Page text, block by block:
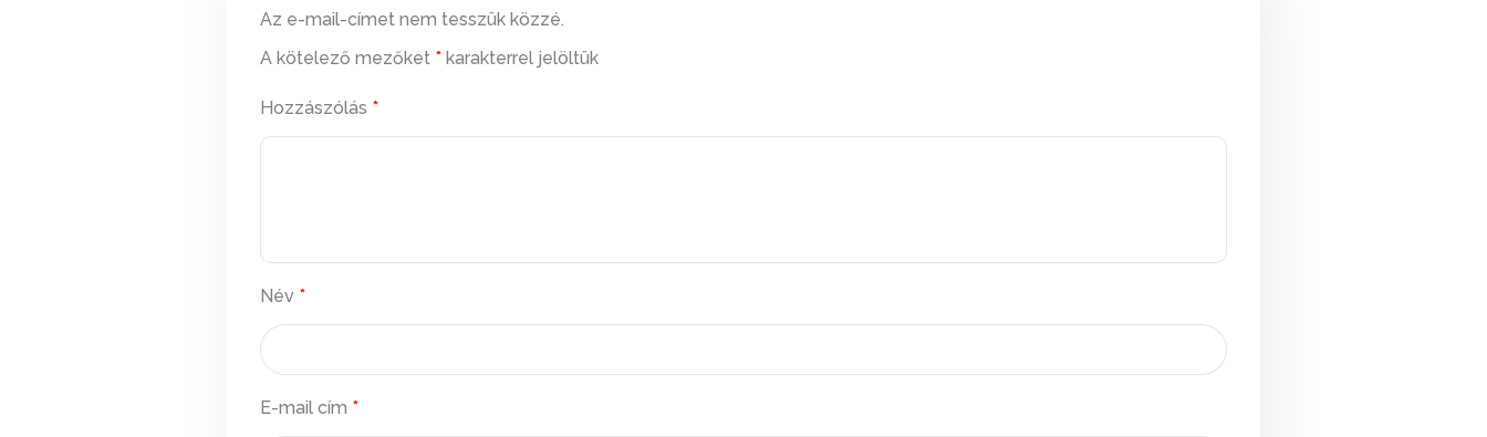
Az e-mail-címet nem tesszük közzé.
A kötelező mezőket *karakterrel jelöltük
Hozzászólás *
Név *
E-mail cím *